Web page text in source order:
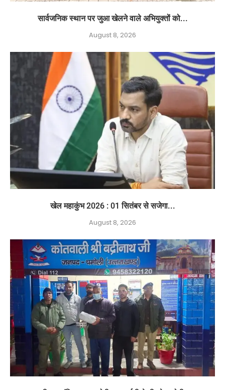
सार्वजनिक स्थान पर जुआ खेलने वाले अभियुक्तों को...
August 8, 2026
खेल महाकुंभ 2026 : 01 सितंबर से सजेगा...
August 8, 2026